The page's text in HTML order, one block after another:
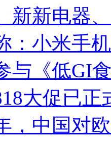
新新电器
：小米手
与《低GI
大促已
，中国对